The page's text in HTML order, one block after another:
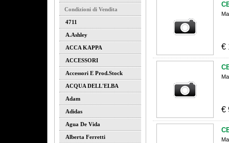
Condizioni di Vendita
4711
A.ashley
ACCA KAPPA
ACCESSORI
Accessori E Prod.stock
ACQUA DELL'ELBA
Adam
Adidas
Agua De Vida
Alberta Ferretti
€
€